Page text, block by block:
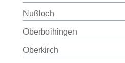
Nußloch
Oberboihingen
Oberkirch